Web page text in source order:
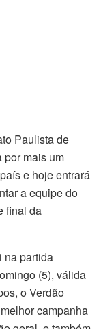
Paulista de
por mais um
e hoje entrará
a equipe do
final da
na partida
(5), válida
o Verdão
campanha